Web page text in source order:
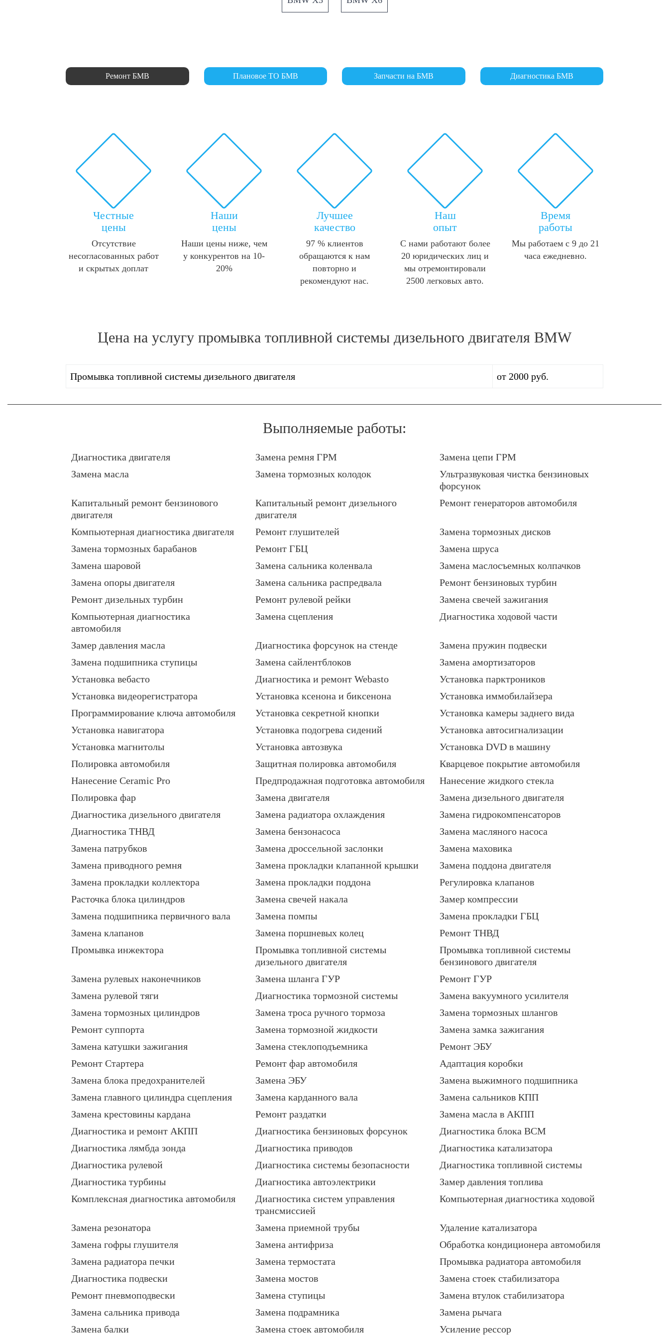
Ремонт БМВ Плановое ТО БМВ Запчасти на БМВ Диагностика БМВ
Честные
цены
Отсутствие
несогласованных работ
и скрытых доплат
Наши
цены
Наши цены ниже, чем
у конкурентов на 10-
20%
Лучшее
качество
97 % клиентов
обращаются к нам
повторно и
рекомендуют нас.
Наш
опыт
С нами работают более
20 юридических лиц и
мы отремонтировали
2500 легковых авто.
Время
работы
Мы работаем с 9 до 21
часа ежедневно.
Цена на услугу промывка топливной системы дизельного двигателя BMW
Промывка топливной системы дизельного двигателя от 2000 руб.
Выполняемые работы:
Диагностика двигателя Замена ремня ГРМ
Замена цепи ГРМ
Замена масла
Замена тормозных колодок
Ультразвуковая чистка бензиновых
форсунок
Капитальный ремонт бензинового
двигателя
Капитальный ремонт дизельного
двигателя
Ремонт генераторов автомобиля
Компьютерная диагностика двигателя Ремонт глушителей
Замена тормозных дисков
Замена тормозных барабанов
Ремонт ГБЦ
Замена шруса
Замена шаровой
Замена сальника коленвала
Замена маслосъемных колпачков
Замена опоры двигателя
Замена сальника распредвала
Ремонт бензиновых турбин
Ремонт дизельных турбин
Ремонт рулевой рейки
Замена свечей зажигания
Компьютерная диагностика
автомобиля
Замена сцепления Диагностика ходовой части
Замер давления масла Диагностика форсунок на стенде
Замена пружин подвески
Замена подшипника ступицы
Замена сайлентблоков
Замена амортизаторов
Установка вебасто
Диагностика и ремонт Webasto
Установка парктроников
Установка видеорегистратора
Установка ксенона и биксенона
Установка иммобилайзера
Программирование ключа автомобиля
Установка секретной кнопки
Установка камеры заднего вида
Установка навигатора
Установка подогрева сидений
Установка автосигнализации
Установка магнитолы
Установка автозвука
Установка DVD в машину
Полировка автомобиля
Защитная полировка автомобиля
Кварцевое покрытие автомобиля
Нанесение Ceramic Pro
Предпродажная подготовка автомобиля
Нанесение жидкого стекла
Полировка фар
Замена двигателя
Замена дизельного двигателя
Диагностика дизельного двигателя
Замена радиатора охлаждения
Замена гидрокомпенсаторов
Диагностика ТНВД
Замена бензонасоса
Замена масляного насоса
Замена патрубков
Замена дроссельной заслонки
Замена маховика
Замена приводного ремня
Замена прокладки клапанной крышки
Замена поддона двигателя
Замена прокладки коллектора
Замена прокладки поддона
Регулировка клапанов
Расточка блока цилиндров
Замена свечей накала
Замер компрессии
Замена подшипника первичного вала
Замена помпы
Замена прокладки ГБЦ
Замена клапанов
Замена поршневых колец
Ремонт ТНВД
Промывка инжектора
Промывка топливной системы
дизельного двигателя
Промывка топливной системы
бензинового двигателя
Замена рулевых наконечников
Замена шланга ГУР
Ремонт ГУР
Замена рулевой тяги
Диагностика тормозной системы
Замена вакуумного усилителя
Замена тормозных цилиндров
Замена троса ручного тормоза
Замена тормозных шлангов
Ремонт суппорта
Замена тормозной жидкости
Замена замка зажигания
Замена катушки зажигания
Замена стеклоподъемника
Ремонт ЭБУ
Ремонт Стартера
Ремонт фар автомобиля
Адаптация коробки
Замена блока предохранителей
Замена ЭБУ
Замена выжимного подшипника
Замена главного цилиндра сцепления
Замена карданного вала
Замена сальников КПП
Замена крестовины кардана
Ремонт раздатки
Замена масла в АКПП
Диагностика и ремонт АКПП
Диагностика бензиновых форсунок
Диагностика блока BCM
Диагностика лямбда зонда
Диагностика приводов
Диагностика катализатора
Диагностика рулевой
Диагностика системы безопасности
Диагностика топливной системы
Диагностика турбины
Диагностика автоэлектрики
Замер давления топлива
Комплексная диагностика автомобиля
Диагностика систем управления
трансмиссией
Компьютерная диагностика ходовой
Замена резонатора Замена приемной трубы
Удаление катализатора
Замена гофры глушителя
Замена антифриза
Обработка кондиционера автомобиля
Замена радиатора печки
Замена термостата
Промывка радиатора автомобиля
Диагностика подвески
Замена мостов
Замена стоек стабилизатора
Ремонт пневмоподвески
Замена ступицы
Замена втулок стабилизатора
Замена сальника привода
Замена подрамника
Замена рычага
Замена балки
Замена стоек автомобиля Усиление рессор